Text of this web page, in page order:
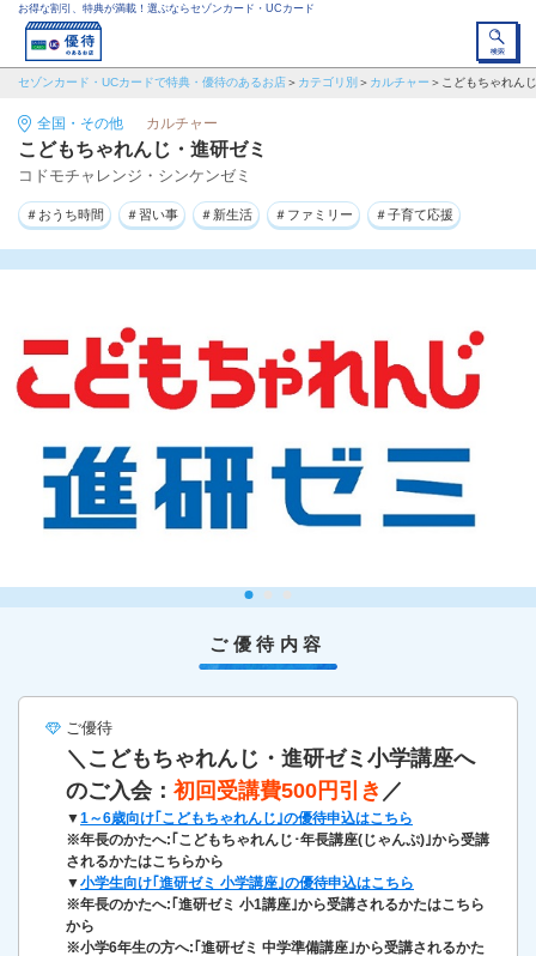
お得な割引、特典が満載！選ぶならセゾンカード・UCカード
セゾンカード・UCカードで特典・優待のあるお店 カテゴリ別 カルチャー こどもちゃれん
全国・その他 カルチャー
こどもちゃれんじ・進研ゼミ
コドモチャレンジ・シンケンゼミ
＃おうち時間 ＃習い事 ＃新生活 ＃ファミリー ＃子育て応援
ご優待内容
ご優待
＼こどもちゃれんじ・進研ゼミ小学講座へ
のご入会： 初回受講費500円引き ／
▼1～6歳向け｢こどもちゃれんじ｣の優待申込はこちら
※年長のかたへ:｢こどもちゃれんじ･年長講座(じゃんぷ)｣から受講
されるかたはこちらから
▼小学生向け｢進研ゼミ 小学講座｣の優待申込はこちら
※年長のかたへ:｢進研ゼミ 小1講座｣から受講されるかたはこちら
から
※小学6年生の方へ:｢進研ゼミ 中学準備講座｣から受講されるかた